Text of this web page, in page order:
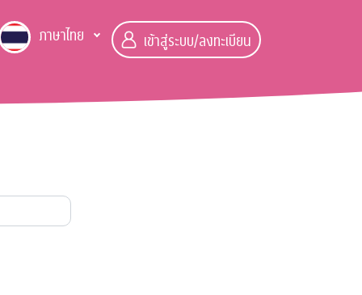
ภาษาไทย เข้าสู่ระบบ/ลงทะเบียน